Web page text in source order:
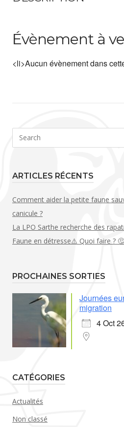
Évènement à
<li>Aucun évènement dans
ARTICLES RÉCENTS
Comment aider la petite faune
canicule ?
La LPO Sarthe recherche des
Faune en détresse⚠️ Quoi faire ? 🤔
PROCHAINES SORTIES
Journées
migration
4 Oct
CATÉGORIES
Actualités
Non classé